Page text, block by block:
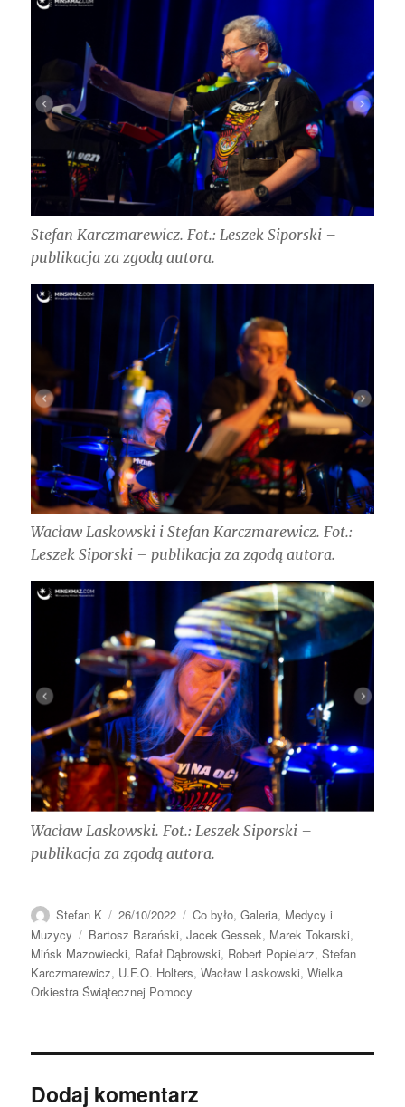
Stefan Karczmarewicz. Fot.: Leszek Siporski –
publikacja za zgodą autora.
Wacław Laskowski i Stefan Karczmarewicz. Fot.:
Leszek Siporski – publikacja za zgodą autora.
Wacław Laskowski. Fot.: Leszek Siporski –
publikacja za zgodą autora.
Autor
Stefan K
Data
publikacji
26/10/2022 Kategorie
Co było,Galeria, Medycy i
Muzycy
Tagi
Bartosz Barański,Jacek Gessek, Marek Tokarski,
Mińsk Mazowiecki, Rafał Dąbrowski, Robert Popielarz,Stefan
Karczmarewicz, U.F.O. Holters,Wacław Laskowski,Wielka
Orkiestra Świątecznej Pomocy
Dodaj komentarz